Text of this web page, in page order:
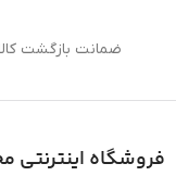
ضمانت بازگشت
فروشگاه اینترنتی